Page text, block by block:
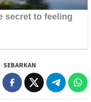
SEBARKAN